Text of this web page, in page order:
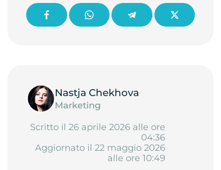
Nastja Chekhova
Marketing
Scritto il 26 aprile 2026 alle ore
04:36
Aggiornato il 22 maggio 2026
alle ore 10:49